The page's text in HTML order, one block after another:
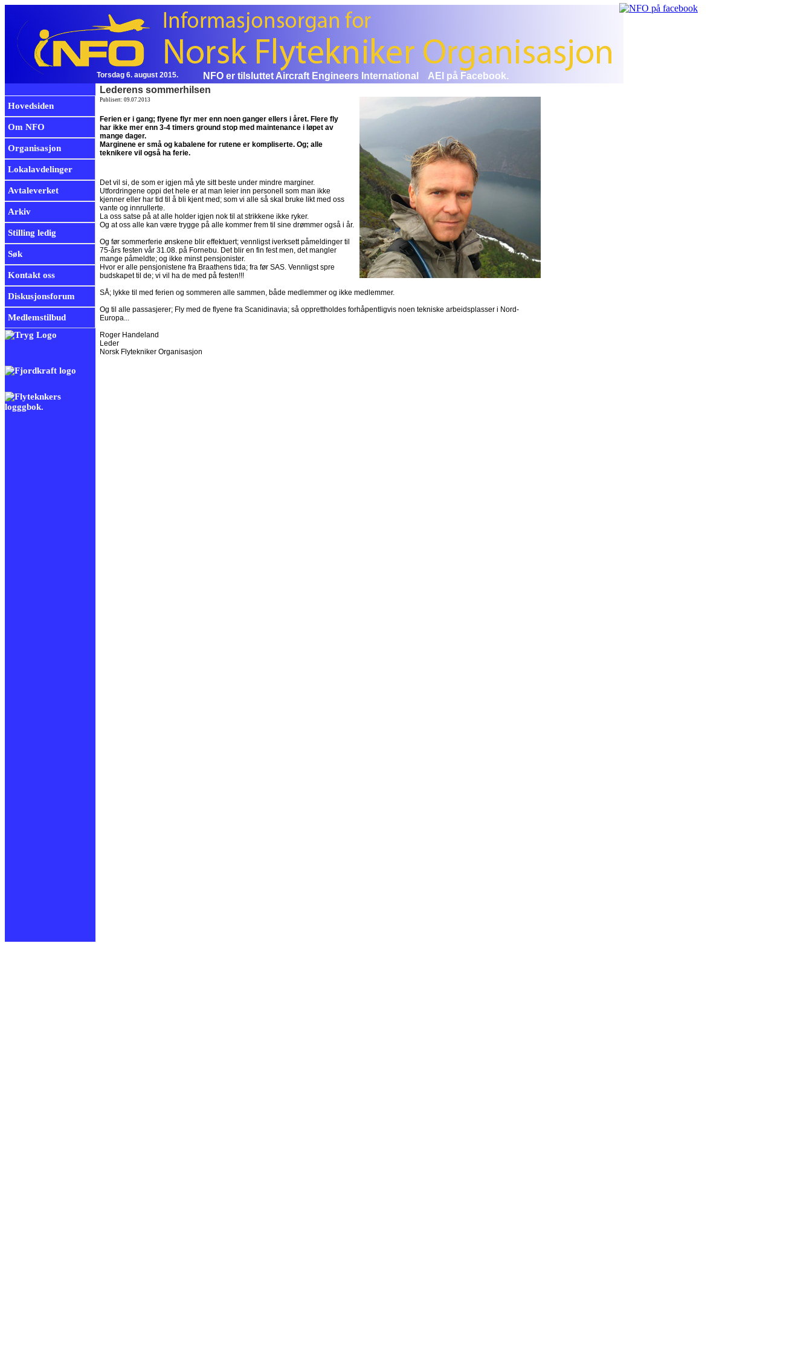
Torsdag 6. august 2015. NFO er tilsluttet Aircraft Engineers International AEI på Facebook.
Hovedsiden
Om NFO
Organisasjon
Lokalavdelinger
Avtaleverket
Arkiv
Stilling ledig
Søk
Kontakt oss
Diskusjonsforum
Medlemstilbud
Lederens sommerhilsen
Publisert: 09.07.2013
Ferien er i gang; flyene flyr mer enn noen ganger ellers i året. Flere fly
har ikke mer enn 3-4 timers ground stop med maintenance i løpet av
mange dager.
Marginene er små og kabalene for rutene er kompliserte. Og; alle
teknikere vil også ha ferie.
Det vil si, de som er igjen må yte sitt beste under mindre marginer.
Utfordringene oppi det hele er at man leier inn personell som man ikke
kjenner eller har tid til å bli kjent med; som vi alle så skal bruke likt med oss
vante og innrullerte.
La oss satse på at alle holder igjen nok til at strikkene ikke ryker.
Og at oss alle kan være trygge på alle kommer frem til sine drømmer også i år.
Og før sommerferie ønskene blir effektuert; vennligst iverksett påmeldinger til
75-års festen vår 31.08. på Fornebu. Det blir en fin fest men, det mangler
mange påmeldte; og ikke minst pensjonister.
Hvor er alle pensjonistene fra Braathens tida; fra før SAS. Vennligst spre
budskapet til de; vi vil ha de med på festen!!!
SÅ; lykke til med ferien og sommeren alle sammen, både medlemmer og ikke medlemmer.
Og til alle passasjerer; Fly med de flyene fra Scanidinavia; så opprettholdes forhåpentligvis noen tekniske arbeidsplasser i Nord-
Europa...
Roger Handeland
Leder
Norsk Flytekniker Organisasjon